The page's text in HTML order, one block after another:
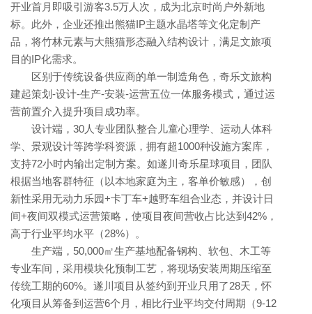
开业首月即吸引游客3.5万人次，成为北京时尚户外新地
标。此外，企业还推出熊猫IP主题水晶塔等文化定制产
品，将竹林元素与大熊猫形态融入结构设计，满足文旅项
目的IP化需求。
区别于传统设备供应商的单一制造角色，奇乐文旅构
建起策划-设计-生产-安装-运营五位一体服务模式，通过运
营前置介入提升项目成功率。
设计端，30人专业团队整合儿童心理学、运动人体科
学、景观设计等跨学科资源，拥有超1000种设施方案库，
支持72小时内输出定制方案。如遂川奇乐星球项目，团队
根据当地客群特征（以本地家庭为主，客单价敏感），创
新性采用无动力乐园+卡丁车+越野车组合业态，并设计日
间+夜间双模式运营策略，使项目夜间营收占比达到42%，
高于行业平均水平（28%）。
生产端，50,000㎡生产基地配备钢构、软包、木工等
专业车间，采用模块化预制工艺，将现场安装周期压缩至
传统工期的60%。遂川项目从签约到开业只用了28天，怀
化项目从筹备到运营6个月，相比行业平均交付周期（9-12